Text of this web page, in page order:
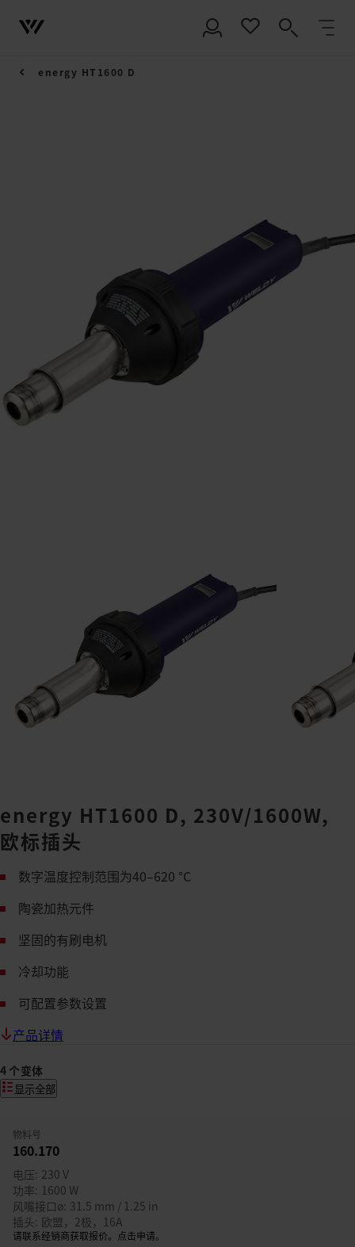
energy HT1600 D
energy HT1600 D, 230V/1600W,
欧标插头
数字温度控制范围为40–620 °C
陶瓷加热元件
坚固的有刷电机
冷却功能
可配置参数设置
产品详情
4 个变体
显示全部
物料号
160.170
电压 230 V
功率 1600 W
风嘴接口ø 31.5 mm / 1.25 in
插头 欧盟，2极，16A
请联系经销商获取报价。点击申请。